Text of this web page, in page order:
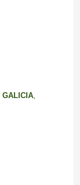
GALICIA,